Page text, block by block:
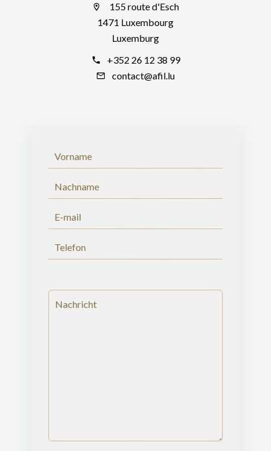
155 route d'Esch
1471 Luxembourg
Luxemburg
+352 26 12 38 99
contact@afil.lu